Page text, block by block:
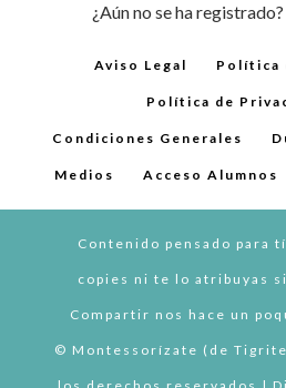
¿Aún no se ha registrado?
Aviso Legal Política
Política de
Condiciones Generales
Medios Acceso Alumnos
Contenido pensado para
copies ni te lo atribuyas
Compartir nos hace un
© Montessorízate (de